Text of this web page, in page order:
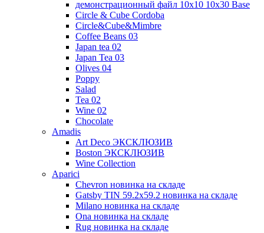
демонстрационный файл 10x10 10x30 Base
Circle & Cube Cordoba
Circle&Cube&Mimbre
Coffee Beans 03
Japan tea 02
Japan Tea 03
Olives 04
Poppy
Salad
Tea 02
Wine 02
Chocolate
Amadis
Art Deco ЭКСКЛЮЗИВ
Boston ЭКСКЛЮЗИВ
Wine Collection
Aparici
Chevron новинка на складе
Gatsby TIN 59.2x59.2 новинка на складе
Milano новинка на складе
Ona новинка на складе
Rug новинка на складе